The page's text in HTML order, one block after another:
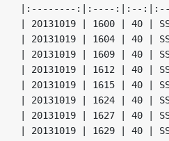
|:--------:|:----:|:--
| 20131019 | 1600 | 40 |
| 20131019 | 1604 | 40 |
| 20131019 | 1609 | 40 |
| 20131019 | 1612 | 40 |
| 20131019 | 1615 | 40 |
| 20131019 | 1624 | 40 |
| 20131019 | 1627 | 40 |
| 20131019 | 1629 | 40 |